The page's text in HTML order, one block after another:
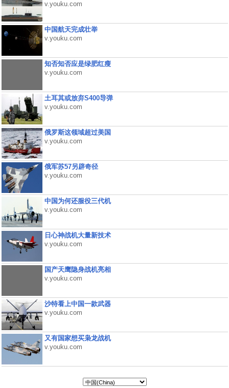
v.youku.com
中国航天完成壮举
v.youku.com
知否知否应是绿肥红瘦
v.youku.com
土耳其或放弃S400导弹
v.youku.com
俄罗斯这领域超过美国
v.youku.com
俄军苏57另辟奇径
v.youku.com
中国为何还服役三代机
v.youku.com
日心神战机大量新技术
v.youku.com
国产天鹰隐身战机亮相
v.youku.com
沙特看上中国一款武器
v.youku.com
又有国家想买枭龙战机
v.youku.com